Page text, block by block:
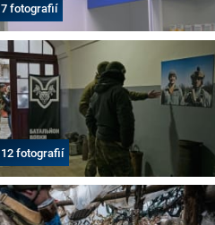
7 fotografií
12 fotografií